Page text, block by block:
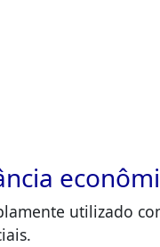
utilizado